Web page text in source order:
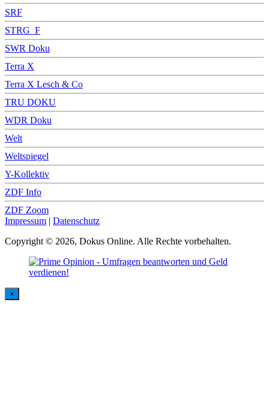
SRF
STRG_F
SWR Doku
Terra X
Terra X Lesch & Co
TRU DOKU
WDR Doku
Welt
Weltspiegel
Y-Kollektiv
ZDF Info
ZDF Zoom
Impressum | Datenschutz
Copyright © 2026, Dokus Online. Alle Rechte vorbehalten.
×